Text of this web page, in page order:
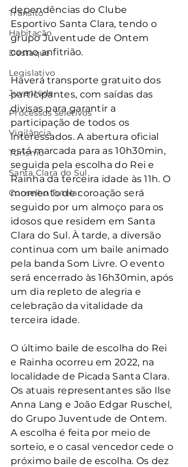
Trânsito
Habitação
Destaque
Legislativo
Juventude
Processos seletivos
Vigilância
Turismo
Santa Clara do Sul
Conselho Tutelar
dependências do Clube
Esportivo Santa Clara, tendo o
grupo Juventude de Ontem
como anfitrião.
Haverá transporte gratuito dos
participantes, com saídas das
divisas para garantir a
participação de todos os
interessados. A abertura oficial
está marcada para as 10h30min,
seguida pela escolha do Rei e
Rainha da terceira idade às 11h. O
momento de coroação será
seguido por um almoço para os
idosos que residem em Santa
Clara do Sul. À tarde, a diversão
continua com um baile animado
pela banda Som Livre. O evento
será encerrado às 16h30min, após
um dia repleto de alegria e
celebração da vitalidade da
terceira idade.
O último baile de escolha do Rei
e Rainha ocorreu em 2022, na
localidade de Picada Santa Clara.
Os atuais representantes são Ilse
Anna Lang e João Edgar Ruschel,
do Grupo Juventude de Ontem.
A escolha é feita por meio de
sorteio, e o casal vencedor cede o
próximo baile de escolha. Os dez